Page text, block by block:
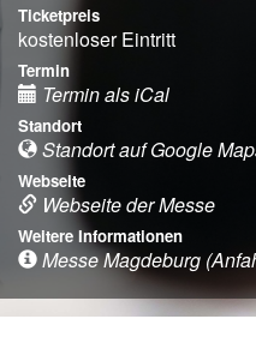
Ticketpreis
kostenloser Eintritt
Termin
Termin als iCal
Standort
Standort auf Google
Webseite
Webseite der Messe
Weitere Informationen
Messe Magdeburg